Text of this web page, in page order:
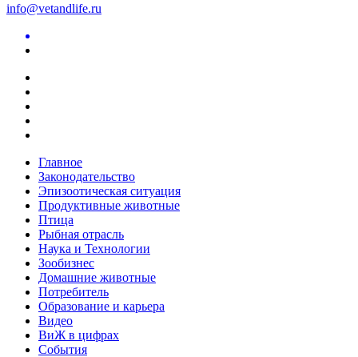
info@vetandlife.ru
Главное
Законодательство
Эпизоотическая ситуация
Продуктивные животные
Птица
Рыбная отрасль
Наука и Технологии
Зообизнес
Домашние животные
Потребитель
Образование и карьера
Видео
ВиЖ в цифрах
События